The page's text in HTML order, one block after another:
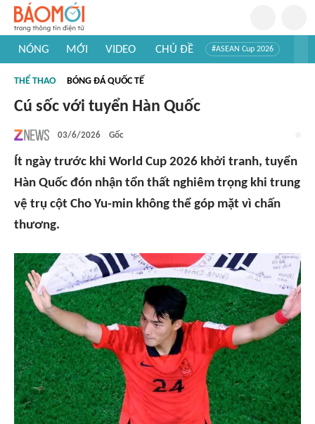
NÓNG MỚI VIDEO CHỦ ĐỀ #ASEAN Cup 2026
#Khám phá Việt Nam
#Khám phá thế giới
THỂ THAO BÓNG ĐÁ QUỐC TẾ
Cú sốc với tuyển Hàn Quốc
03/6/2026 Gốc
Ít ngày trước khi World Cup 2026 khởi tranh, tuyển
Hàn Quốc đón nhận tổn thất nghiêm trọng khi trung
vệ trụ cột Cho Yu-min không thể góp mặt vì chấn
thương.